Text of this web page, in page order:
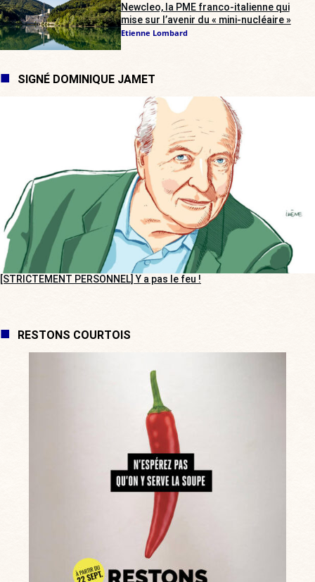
Newcleo, la PME franco-italienne qui
mise sur l’avenir du « mini-nucléaire »
Etienne Lombard
SIGNÉ DOMINIQUE JAMET
[STRICTEMENT PERSONNEL] Y a pas le feu !
RESTONS COURTOIS